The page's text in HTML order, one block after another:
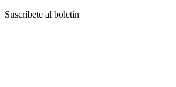
Suscríbete al boletín